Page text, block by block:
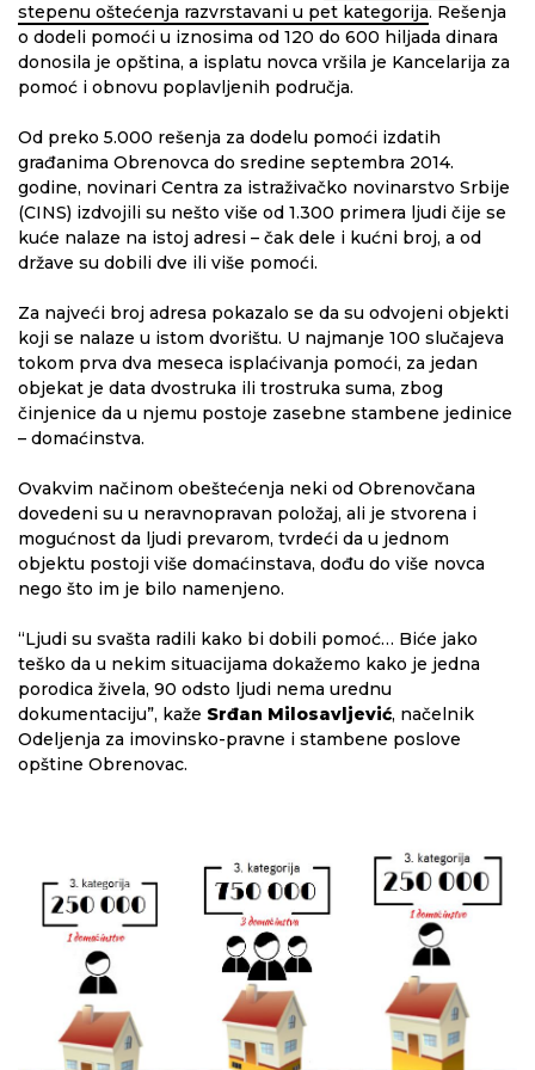
stepenu oštećenja razvrstavani u pet kategorija. Rešenja
o dodeli pomoći u iznosima od 120 do 600 hiljada dinara
donosila je opština, a isplatu novca vršila je Kancelarija za
pomoć i obnovu poplavljenih područja.
Od preko 5.000 rešenja za dodelu pomoći izdatih
građanima Obrenovca do sredine septembra 2014.
godine, novinari Centra za istraživačko novinarstvo Srbije
(CINS) izdvojili su nešto više od 1.300 primera ljudi čije se
kuće nalaze na istoj adresi – čak dele i kućni broj, a od
države su dobili dve ili više pomoći.
Za najveći broj adresa pokazalo se da su odvojeni objekti
koji se nalaze u istom dvorištu. U najmanje 100 slučajeva
tokom prva dva meseca isplaćivanja pomoći, za jedan
objekat je data dvostruka ili trostruka suma, zbog
činjenice da u njemu postoje zasebne stambene jedinice
– domaćinstva.
Ovakvim načinom obeštećenja neki od Obrenovčana
dovedeni su u neravnopravan položaj, ali je stvorena i
mogućnost da ljudi prevarom, tvrdeći da u jednom
objektu postoji više domaćinstava, dođu do više novca
nego što im je bilo namenjeno.
“Ljudi su svašta radili kako bi dobili pomoć… Biće jako
teško da u nekim situacijama dokažemo kako je jedna
porodica živela, 90 odsto ljudi nema urednu
dokumentaciju”, kaže Srđan Milosavljević, načelnik
Odeljenja za imovinsko-pravne i stambene poslove
opštine Obrenovac.